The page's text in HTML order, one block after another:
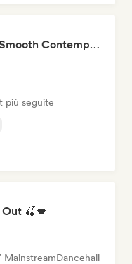
All Soul, No Fouls 🔥 Smooth Contemporary R&B & Neo Soul
più seguite
🍒💋
Dancehall